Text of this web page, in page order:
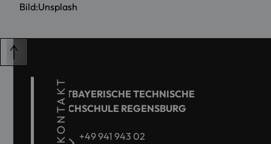
Bild:Unsplash
KONTAKT
OSTBAYERISCHE TECHNISCHE
HOCHSCHULE REGENSBURG
+49 941 943 02